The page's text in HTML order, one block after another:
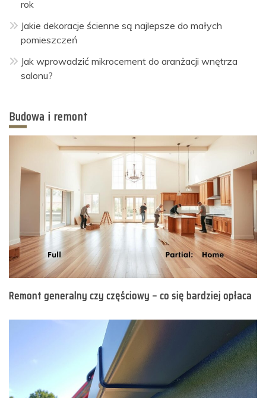
rok
Jakie dekoracje ścienne są najlepsze do małych
pomieszczeń
Jak wprowadzić mikrocement do aranżacji wnętrza
salonu?
Budowa i remont
Remont generalny czy częściowy – co się bardziej opłaca